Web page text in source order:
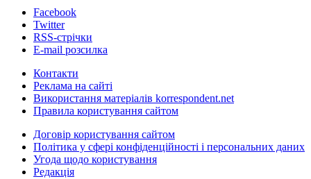
Facebook
Twitter
RSS-стрічки
E-mail розсилка
Контакти
Реклама на сайті
Використання матеріалів korrespondent.net
Правила користування сайтом
Договір користування сайтом
Політика у сфері конфіденційності і персональних даних
Угода щодо користування
Редакція